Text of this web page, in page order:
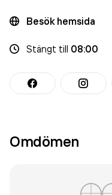
Besök hemsida
Stängt till 08:00
Omdömen